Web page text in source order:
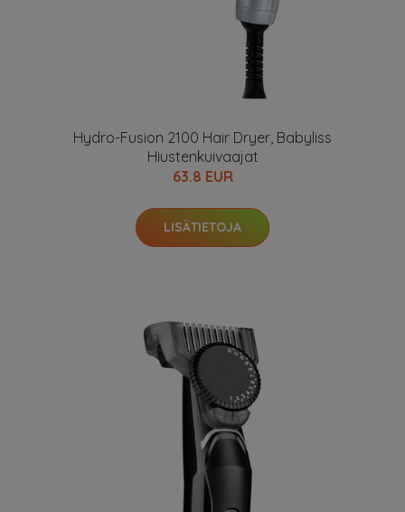
Hydro-Fusion 2100 Hair Dryer, Babyliss
Hiustenkuivaajat
63.8 EUR
LISÄTIETOJA